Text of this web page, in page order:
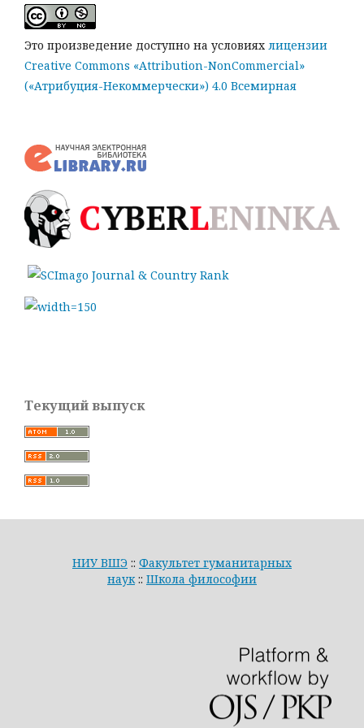
Это произведение доступно на условиях лицензии
Creative Commons «Attribution-NonCommercial»
(«Атрибуция-Некоммерчески») 4.0 Всемирная
Текущий выпуск
НИУ ВШЭ :: Факультет гуманитарных
наук:: Школа философии